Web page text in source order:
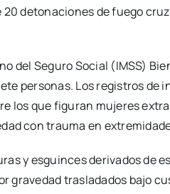
detonaciones de fuego
del Seguro Social (IMSS)
personas. Los registros de
los que figuran mujeres
con trauma en
y esguinces derivados de
gravedad trasladados bajo